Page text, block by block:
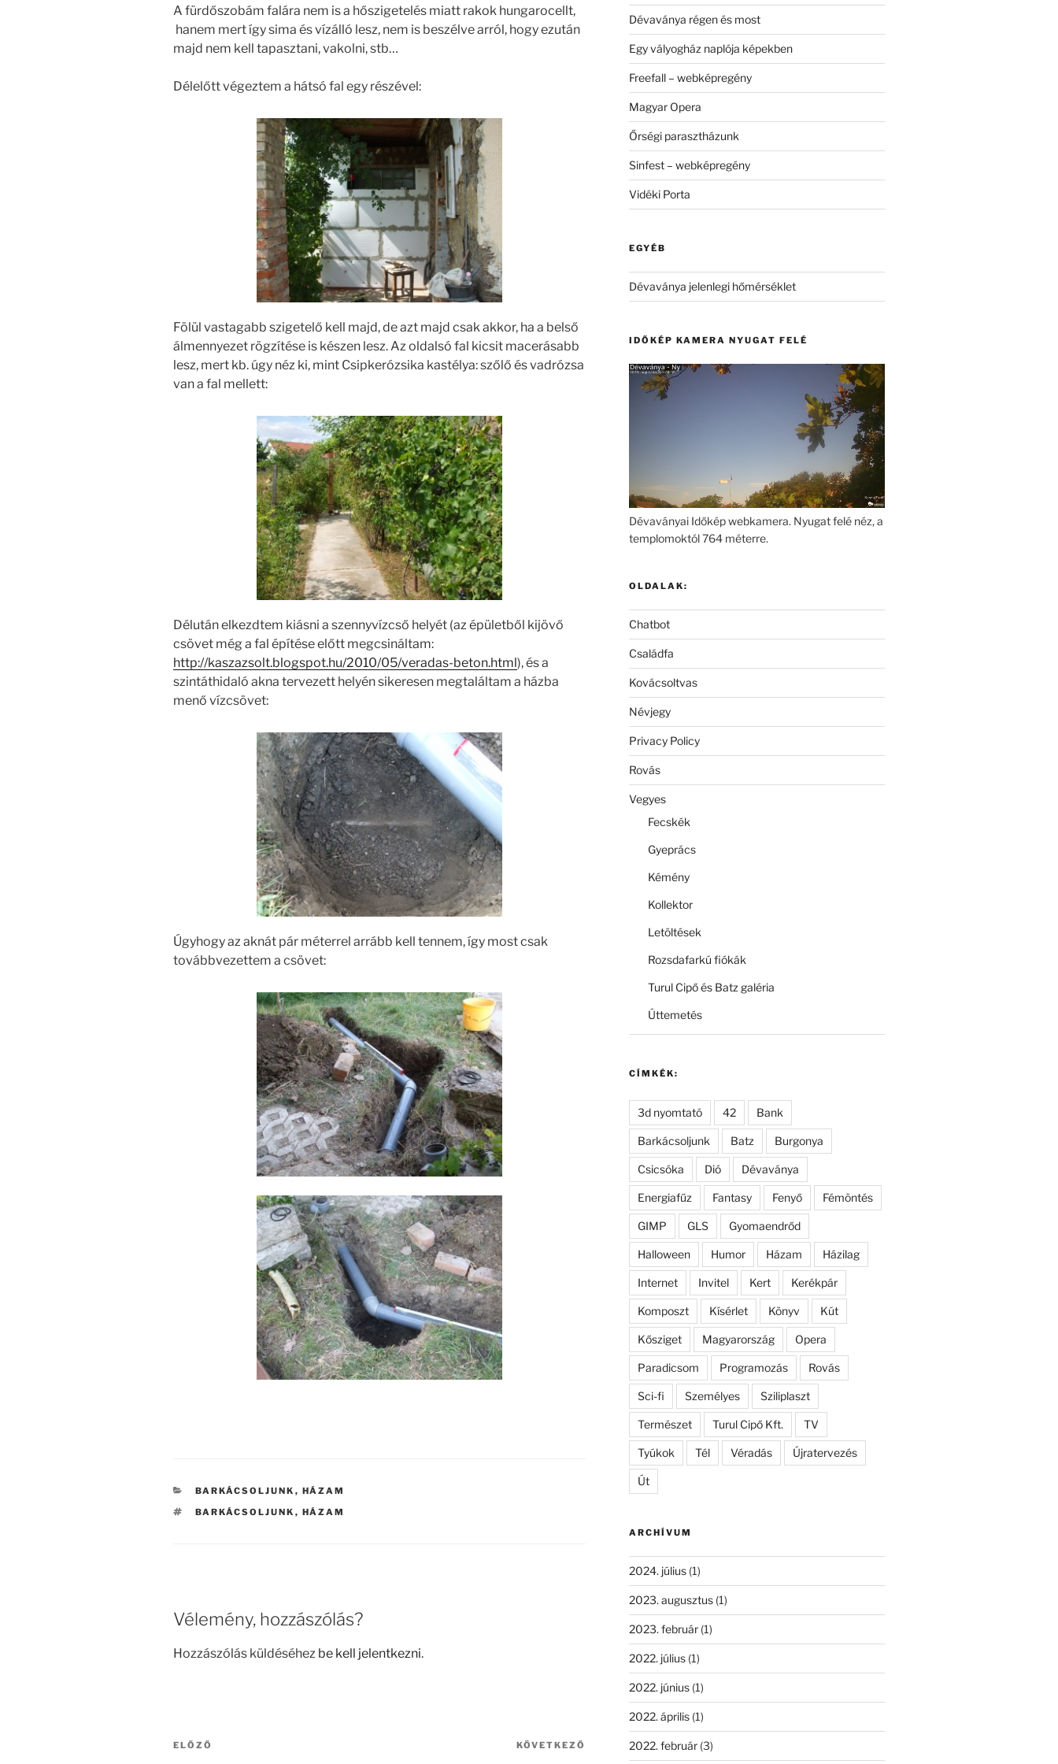
A fürdőszobám falára nem is a hőszigetelés miatt rakok hungarocellt,
hanem mert így sima és vízálló lesz, nem is beszélve arról, hogy ezután
majd nem kell tapasztani, vakolni, stb…
Délelőtt végeztem a hátsó fal egy részével:
Fölül vastagabb szigetelő kell majd, de azt majd csak akkor, ha a belső
álmennyezet rögzítése is készen lesz. Az oldalsó fal kicsit macerásabb
lesz, mert kb. úgy néz ki, mint Csipkerózsika kastélya: szőlő és vadrózsa
van a fal mellett:
Délután elkezdtem kiásni a szennyvízcső helyét (az épületből kijövő
csövet még a fal építése előtt megcsináltam:
http://kaszazsolt.blogspot.hu/2010/05/veradas-beton.html), és a
szintáthidaló akna tervezett helyén sikeresen megtaláltam a házba
menő vízcsövet:
Úgyhogy az aknát pár méterrel arrább kell tennem, így most csak
továbbvezettem a csövet:
KATEGÓRIÁK
BARKÁCSOLJUNK , HÁZAM
CÍMKÉK
BARKÁCSOLJUNK , HÁZAM
Vélemény, hozzászólás?
Hozzászólás küldéséhez be kell jelentkezni.
Bejegyzés
Korábbi
ELŐZŐ
Következő
KÖVETKEZŐ
Dévaványa régen és most
Egy vályogház naplója képekben
Freefall – webképregény
Magyar Opera
Őrségi parasztházunk
Sinfest – webképregény
Vidéki Porta
EGYÉB
Dévaványa jelenlegi hőmérséklet
IDŐKÉP KAMERA NYUGAT FELÉ
Dévaványai Időkép webkamera. Nyugat felé néz, a
templomoktól 764 méterre.
OLDALAK:
Chatbot
Családfa
Kovácsoltvas
Névjegy
Privacy Policy
Rovás
Vegyes
Fecskék
Gyeprács
Kémény
Kollektor
Letöltések
Rozsdafarkú fiókák
Turul Cipő és Batz galéria
Úttemetés
CÍMKÉK:
3d nyomtató 42 Bank
Barkácsoljunk Batz Burgonya
Csicsóka Dió Dévaványa
Energiafűz Fantasy Fenyő Fémöntés
GIMP GLS Gyomaendrőd
Halloween Humor Házam Házilag
Internet Invitel Kert Kerékpár
Komposzt Kísérlet Könyv Kút
Kősziget Magyarország Opera
Paradicsom Programozás Rovás
Sci-fi Személyes Sziliplaszt
Természet Turul Cipő Kft. TV
Tyúkok Tél Véradás Újratervezés
Út
ARCHÍVUM
2024. július(1)
2023. augusztus(1)
2023. február(1)
2022. július(1)
2022. június(1)
2022. április(1)
2022. február(3)